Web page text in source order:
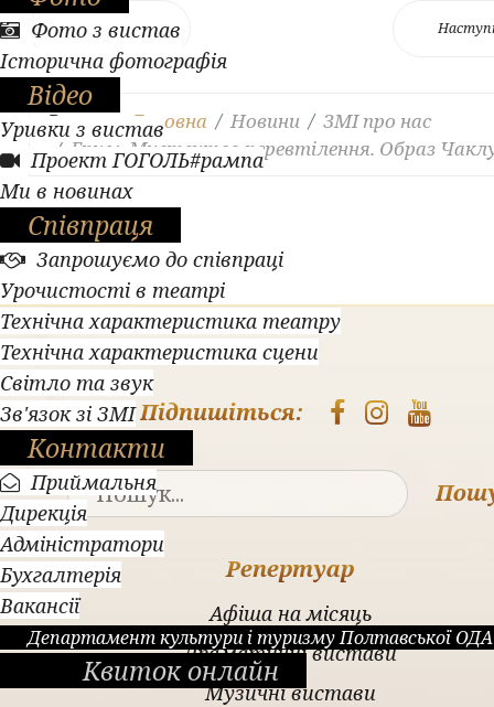
Фото з вистав
Історична фотографія
Відео
Уривки з вистав
Проект ГОГОЛЬ#рампа
Ми в новинах
Співпраця
Запрошуємо до співпраці
Урочистості в театрі
Технічна характеристика театру
Технічна характеристика сцени
Світло та звук
Зв'язок зі ЗМІ
Контакти
Приймальня
Дирекція
Адміністратори
Бухгалтерія
Вакансії
Департамент культури і туризму Полтавської ОДА
Квиток онлайн
Попередня
Ви тут:Головна Новини
ЗМІ про нас
Грим. Мистецтво перевтілення. Образ
Підпишіться:
Репертуар
Афіша на місяць
Драматичні вистави
Музичні вистави